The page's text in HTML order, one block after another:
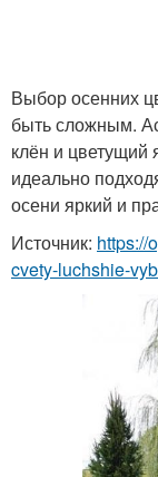
Выбор осенних
быть сложным.
клён и цветущий
идеально
осени яркий и
Источник: https://
cvety-luchshie-